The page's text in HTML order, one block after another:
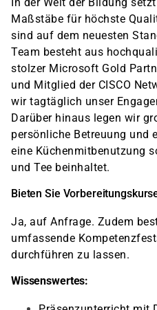
Maßstäbe für höchste
sind auf dem neuesten
Team besteht aus
stolzer Microsoft Gold
und Mitglied der CISCO
wir tagtäglich unser
Darüber hinaus legen wir
persönliche Betreuung und
eine Küchenmitbenutzung
und Tee beinhaltet.
Bieten Sie
Ja, auf Anfrage. Zudem
umfassende
durchführen zu lassen.
Wissenswertes: